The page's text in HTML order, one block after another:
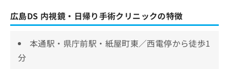
広島DS 内視鏡・日帰り手術クリニックの特徴
本通駅・県庁前駅・紙屋町東／西電停から徒歩1
分